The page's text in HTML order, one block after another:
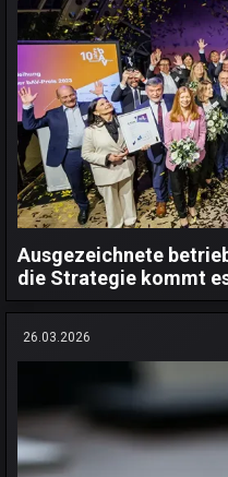
Ausgezeichnete
die Strategie kommt
26.03.2026